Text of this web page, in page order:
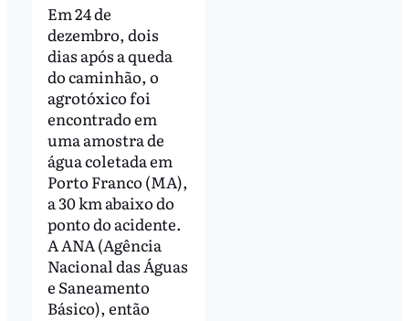
Em 24 de
dezembro, dois
dias após a queda
do caminhão, o
agrotóxico foi
encontrado em
uma amostra de
água coletada em
Porto Franco (MA),
a 30 km abaixo do
ponto do acidente.
A ANA (Agência
Nacional das Águas
e Saneamento
Básico), então